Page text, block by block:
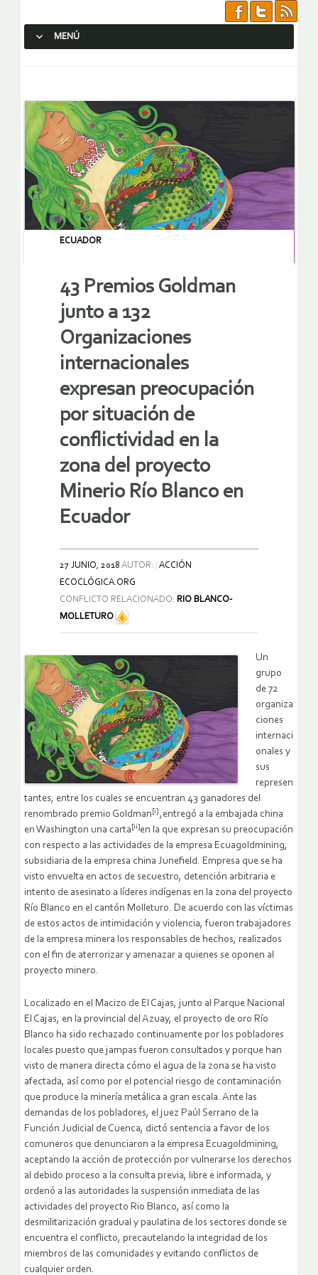
MENÚ
ECUADOR
43 Premios Goldman
junto a 132
Organizaciones
internacionales
expresan preocupación
por situación de
conflictividad en la
zona del proyecto
Minerio Río Blanco en
Ecuador
27 JUNIO, 2018 AUTOR:
ACCIÓN
ECOCLÓGICA.ORG
CONFLICTO RELACIONADO: RIO BLANCO-
MOLLETURO
Un
grupo
de 72
organiza
ciones
internaci
onales y
sus
represen
tantes, entre los cuales se encuentran 43 ganadores del
renombrado premio Goldman[i] ,entregó a la embajada china
en Washington una carta[ii]en la que expresan su preocupación
con respecto a las actividades de la empresa Ecuagoldmining,
subsidiaria de la empresa china Junefield. Empresa que se ha
visto envuelta en actos de secuestro, detención arbitraria e
intento de asesinato a líderes indígenas en la zona del proyecto
Río Blanco en el cantón Molleturo. De acuerdo con las víctimas
de estos actos de intimidación y violencia, fueron trabajadores
de la empresa minera los responsables de hechos, realizados
con el fin de aterrorizar y amenazar a quienes se oponen al
proyecto minero.
Localizado en el Macizo de El Cajas, junto al Parque Nacional
El Cajas, en la provincial del Azuay, el proyecto de oro Río
Blanco ha sido rechazado continuamente por los pobladores
locales puesto que jampas fueron consultados y porque han
visto de manera directa cómo el agua de la zona se ha visto
afectada, así como por el potencial riesgo de contaminación
que produce la minería metálica a gran escala. Ante las
demandas de los pobladores, el juez Paúl Serrano de la
Función Judicial de Cuenca, dictó sentencia a favor de los
comuneros que denunciaron a la empresa Ecuagoldmining,
aceptando la acción de protección por vulnerarse los derechos
al debido proceso a la consulta previa, libre e informada, y
ordenó a las autoridades la suspensión inmediata de las
actividades del proyecto Rio Blanco, así como la
desmilitarización gradual y paulatina de los sectores donde se
encuentra el conflicto, precautelando la integridad de los
miembros de las comunidades y evitando conflictos de
cualquier orden.